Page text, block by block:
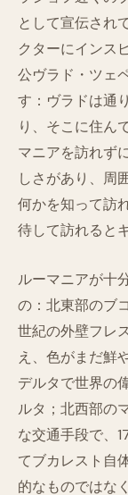
として宣伝され
クターにインス
公ヴラド・ツェ
す：ヴラドは通
り、そこに住ん
マニアを訪れず
しさがあり、周
何かを知って訪
待して訪れると
ルーマニアが十
の：北東部のブ
世紀の外壁フレ
え、色がまだ鮮
デルタで世界の
ルタ；北西部の
な交通手段で、
てブカレスト自
的なものではな